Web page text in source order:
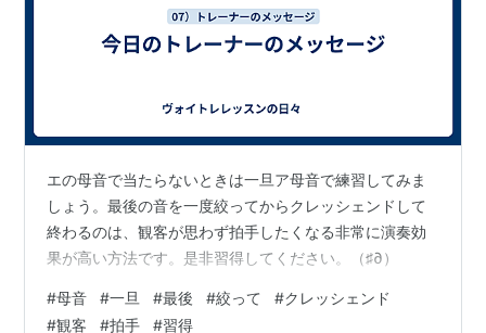
エの母音で当たらないときは一旦ア母音で練習してみま
しょう。最後の音を一度絞ってからクレッシェンドして
終わるのは、観客が思わず拍手したくなる非常に演奏効
果が高い方法です。是非習得してください。（♯∂）
#母音 #一旦 #最後 #絞って #クレッシェンド
#観客 #拍手 #習得